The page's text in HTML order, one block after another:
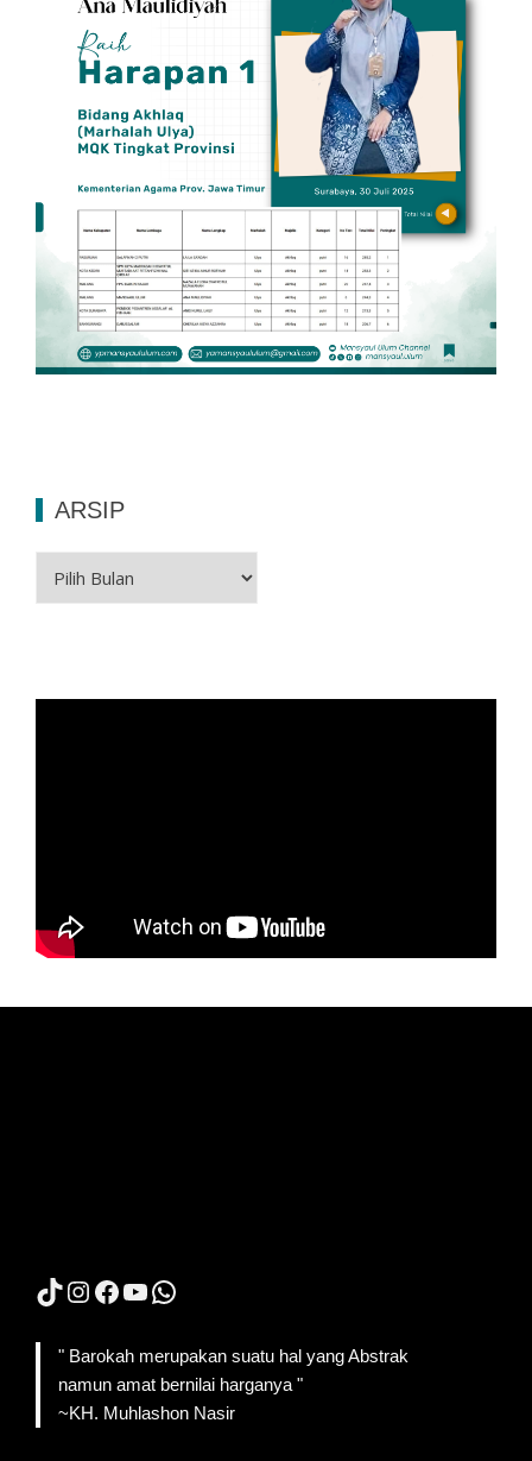
ARSIP
TikTok
Instagram
Facebook
YouTube
WhatsApp
" Barokah merupakan suatu hal yang Abstrak
namun amat bernilai harganya "
~KH. Muhlashon Nasir